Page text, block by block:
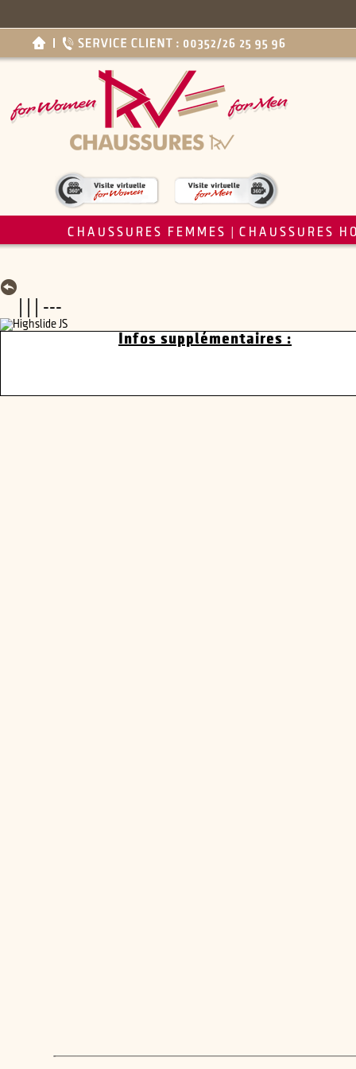
CHAUSSURES FEMMES CHAUSSURES
| | | ---
Infos supplémentaires :